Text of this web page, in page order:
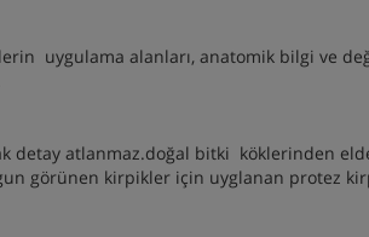
uygulama alanları, anatomik bilgi ve
detay atlanmaz.doğal bitki köklerinden
görünen kirpikler için uyglanan protez